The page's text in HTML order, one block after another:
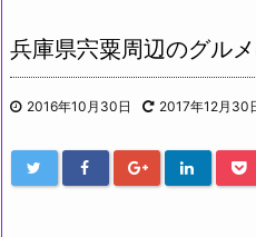
兵庫県宍粟周辺のグル
2016年10月30日 2017年12月30